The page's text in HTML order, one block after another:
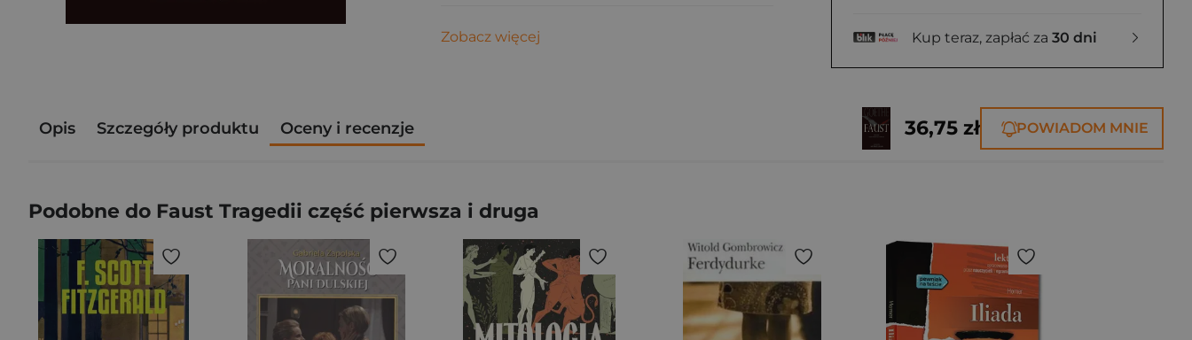
Kup teraz, zapłać za 30 dni
Zobacz więcej
Opis Szczegóły produktu Oceny i recenzje 36,75 zł POWIADOM MNIE
Podobne do Faust Tragedii część pierwsza i druga